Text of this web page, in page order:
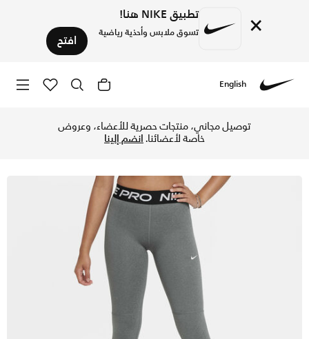
× تطبيق NIKE هنا!
تسوق ملابس وأحذية رياضية افتح
English
توصيل مجاني، منتجات حصرية للأعضاء، وعروض
خاصة لأعضائنا.انضم إلينا